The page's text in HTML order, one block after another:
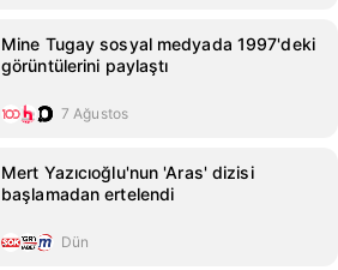
Mine Tugay sosyal medyada 1997'deki
görüntülerini paylaştı
7 Ağustos
Mert Yazıcıoğlu'nun 'Aras' dizisi
başlamadan ertelendi
Dün